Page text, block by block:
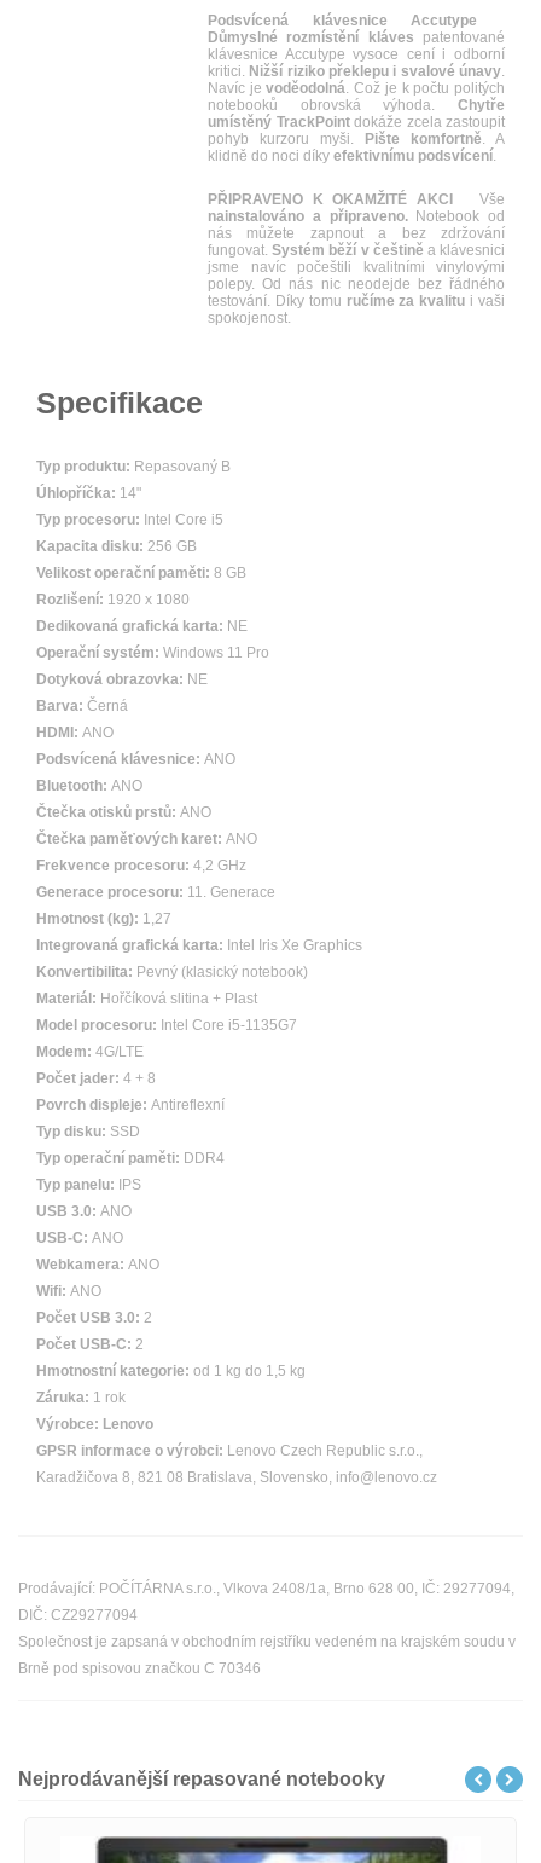
Podsvícená klávesnice Accutype
Důmyslné rozmístění kláves patentované
klávesnice Accutype vysoce cení i odborní
kritici. Nižší riziko překlepu i svalové únavy.
Navíc jevoděodolná. Což je k počtu politých
notebooků obrovská výhoda. Chytře
umístěný TrackPointdokáže zcela zastoupit
pohyb kurzoru myši.
Pište komfortně. A
klidně do noci díky efektivnímu podsvícení.
PŘIPRAVENO K OKAMŽITÉ AKCI
Vše
nainstalováno a připraveno.Notebook od
nás můžete zapnout a bez zdržování
fungovat.Systém běží v češtině a klávesnici
jsme navíc počeštili kvalitními vinylovými
polepy. Od nás nic neodejde bez řádného
testování. Díky tomu ručíme za kvalitu i vaši
spokojenost.
Specifikace
Typ produktu: Repasovaný B
Úhlopříčka: 14"
Typ procesoru: Intel Core i5
Kapacita disku: 256 GB
Velikost operační paměti: 8 GB
Rozlišení: 1920 x 1080
Dedikovaná grafická karta: NE
Operační systém: Windows 11 Pro
Dotyková obrazovka: NE
Barva: Černá
HDMI: ANO
Podsvícená klávesnice: ANO
Bluetooth: ANO
Čtečka otisků prstů: ANO
Čtečka paměťových karet: ANO
Frekvence procesoru: 4,2 GHz
Generace procesoru: 11. Generace
Hmotnost (kg): 1,27
Integrovaná grafická karta: Intel Iris Xe Graphics
Konvertibilita: Pevný (klasický notebook)
Materiál: Hořčíková slitina + Plast
Model procesoru: Intel Core i5-1135G7
Modem: 4G/LTE
Počet jader: 4 + 8
Povrch displeje: Antireflexní
Typ disku: SSD
Typ operační paměti: DDR4
Typ panelu:
IPS
USB 3.0: ANO
USB-C: ANO
Webkamera: ANO
Wifi: ANO
Počet USB 3.0: 2
Počet USB-C: 2
Hmotnostní kategorie: od 1 kg do 1,5 kg
Záruka: 1 rok
Výrobce: Lenovo
GPSR informace o výrobci: Lenovo Czech Republic s.r.o.,
Karadžičova 8, 821 08 Bratislava, Slovensko, info@lenovo.cz
Prodávající: POČÍTÁRNA s.r.o., Vlkova 2408/1a, Brno 628 00, IČ: 29277094,
DIČ: CZ29277094
Společnost je zapsaná v obchodním rejstříku vedeném na krajském soudu v
Brně pod spisovou značkou C 70346
Nejprodávanější repasované notebooky